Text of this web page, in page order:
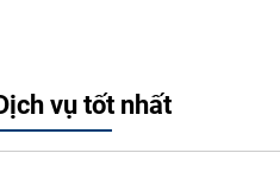
vụ tốt nhất